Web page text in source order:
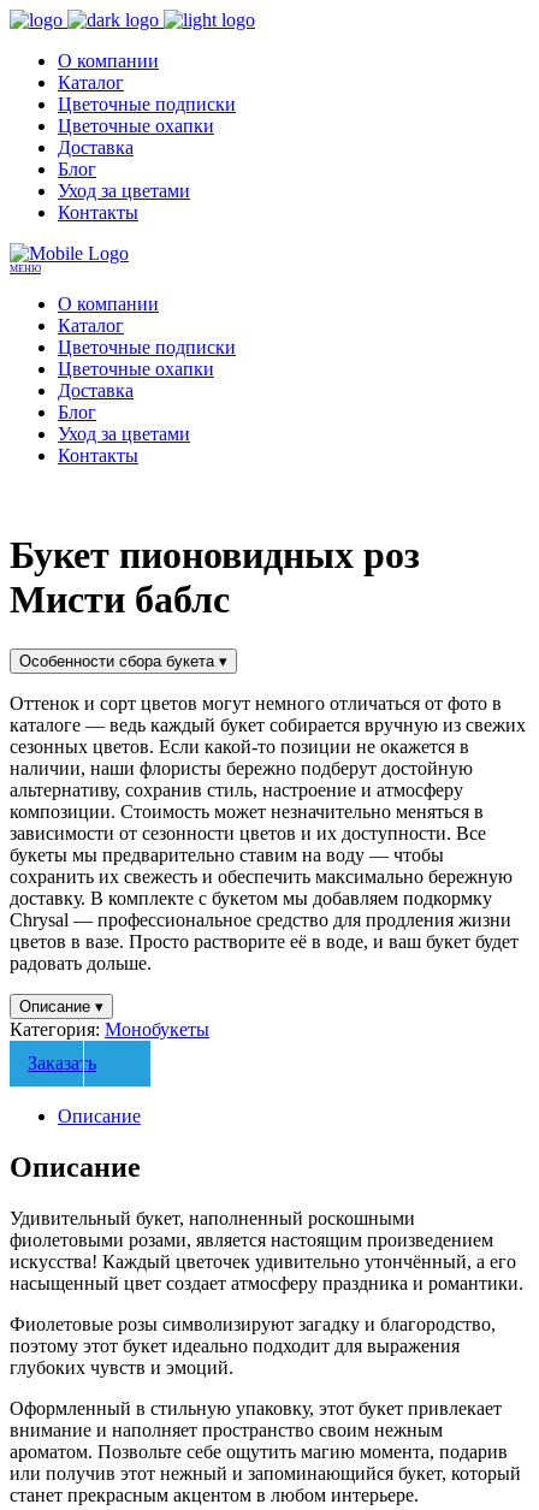
О компании
Каталог
Цветочные подписки
Цветочные охапки
Доставка
Блог
Уход за цветами
Контакты
МЕНЮ
О компании
Каталог
Цветочные подписки
Цветочные охапки
Доставка
Блог
Уход за цветами
Контакты
Букет пионовидных роз
Мисти баблс
Особенности сбора букета ▾
Оттенок и сорт цветов могут немного отличаться от фото в
каталоге — ведь каждый букет собирается вручную из свежих
сезонных цветов. Если какой-то позиции не окажется в
наличии, наши флористы бережно подберут достойную
альтернативу, сохранив стиль, настроение и атмосферу
композиции. Стоимость может незначительно меняться в
зависимости от сезонности цветов и их доступности. Все
букеты мы предварительно ставим на воду — чтобы
сохранить их свежесть и обеспечить максимально бережную
доставку. В комплекте с букетом мы добавляем подкормку
Chrysal — профессиональное средство для продления жизни
цветов в вазе. Просто растворите её в воде, и ваш букет будет
радовать дольше.
Описание ▾
Категория: Монобукеты
Заказать
Описание
Описание
Удивительный букет, наполненный роскошными
фиолетовыми розами, является настоящим произведением
искусства! Каждый цветочек удивительно утончённый, а его
насыщенный цвет создает атмосферу праздника и романтики.
Фиолетовые розы символизируют загадку и благородство,
поэтому этот букет идеально подходит для выражения
глубоких чувств и эмоций.
Оформленный в стильную упаковку, этот букет привлекает
внимание и наполняет пространство своим нежным
ароматом. Позвольте себе ощутить магию момента, подарив
или получив этот нежный и запоминающийся букет, который
станет прекрасным акцентом в любом интерьере.